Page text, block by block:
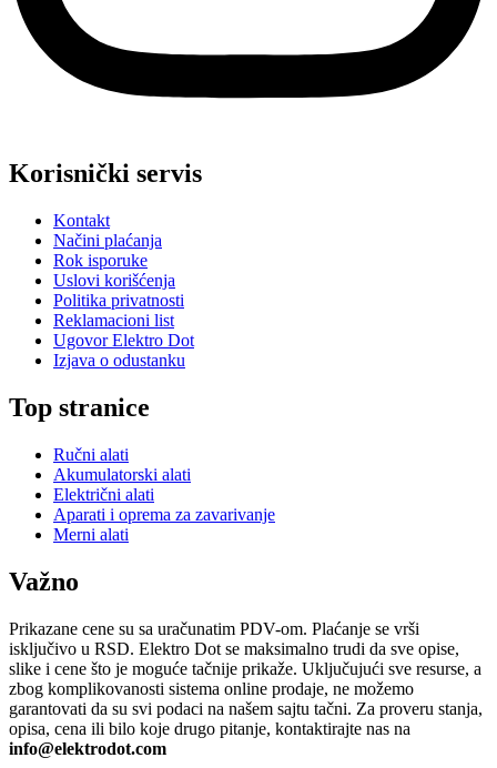
Korisnički servis
Kontakt
Načini plaćanja
Rok isporuke
Uslovi korišćenja
Politika privatnosti
Reklamacioni list
Ugovor Elektro Dot
Izjava o odustanku
Top stranice
Ručni alati
Akumulatorski alati
Električni alati
Aparati i oprema za zavarivanje
Merni alati
Važno
Prikazane cene su sa uračunatim PDV-om. Plaćanje se vrši
isključivo u RSD. Elektro Dot se maksimalno trudi da sve opise,
slike i cene što je moguće tačnije prikaže. Uključujući sve resurse, a
zbog komplikovanosti sistema online prodaje, ne možemo
garantovati da su svi podaci na našem sajtu tačni. Za proveru stanja,
opisa, cena ili bilo koje drugo pitanje, kontaktirajte nas na
info@elektrodot.com